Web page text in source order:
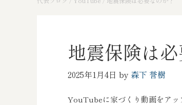
地震保険は
2025年1月4日 by 森下 誉樹
YouTubeに家づくり動画をアッ